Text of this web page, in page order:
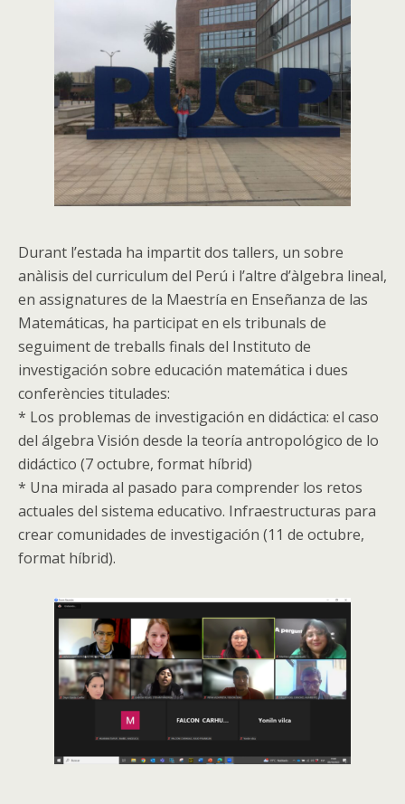
Durant l’estada ha impartit dos tallers, un sobre
anàlisis del curriculum del Perú i l’altre d’àlgebra lineal,
en assignatures de la Maestría en Enseñanza de las
Matemáticas, ha participat en els tribunals de
seguiment de treballs finals del Instituto de
investigación sobre educación matemática i dues
conferències titulades:
* Los problemas de investigación en didáctica: el caso
del álgebra Visión desde la teoría antropológico de lo
didáctico (7 octubre, format híbrid)
* Una mirada al pasado para comprender los retos
actuales del sistema educativo. Infraestructuras para
crear comunidades de investigación (11 de octubre,
format híbrid).